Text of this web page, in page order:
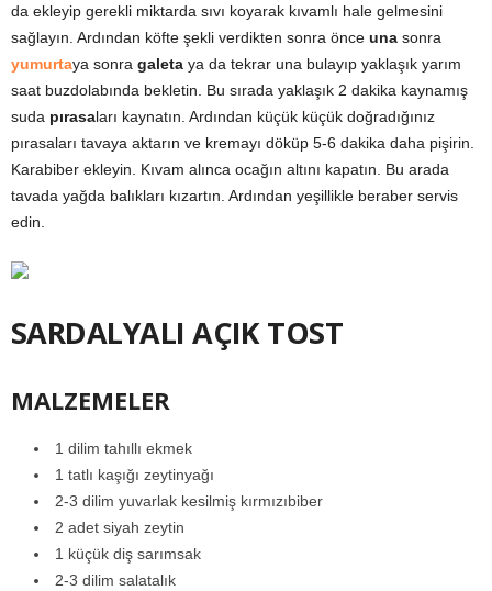
da ekleyip gerekli miktarda sıvı koyarak kıvamlı hale gelmesini
sağlayın. Ardından köfte şekli verdikten sonra önce una sonra
yumurtaya sonra galeta ya da tekrar una bulayıp yaklaşık yarım
saat buzdolabında bekletin. Bu sırada yaklaşık 2 dakika kaynamış
suda pırasaları kaynatın. Ardından küçük küçük doğradığınız
pırasaları tavaya aktarın ve kremayı döküp 5-6 dakika daha pişirin.
Karabiber ekleyin. Kıvam alınca ocağın altını kapatın. Bu arada
tavada yağda balıkları kızartın. Ardından yeşillikle beraber servis
edin.
SARDALYALI AÇIK TOST
MALZEMELER
1 dilim tahıllı ekmek
1 tatlı kaşığı zeytinyağı
2-3 dilim yuvarlak kesilmiş kırmızıbiber
2 adet siyah zeytin
1 küçük diş sarımsak
2-3 dilim salatalık